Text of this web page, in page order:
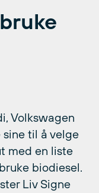
Volkswagen
til å velge
med en liste
biodiesel.
Liv Signe